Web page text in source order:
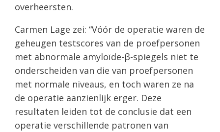
overheersten.
Carmen Lage zei: “Vóór de operatie waren de
geheugen testscores van de proefpersonen
met abnormale amyloïde-β-spiegels niet te
onderscheiden van die van proefpersonen
met normale niveaus, en toch waren ze na
de operatie aanzienlijk erger. Deze
resultaten leiden tot de conclusie dat een
operatie verschillende patronen van